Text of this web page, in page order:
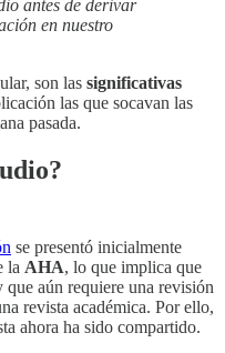
antes de derivar
en nuestro
son las significativas
las que socavan las
pasada.
se presentó inicialmente
la AHA, lo que implica que
aún requiere una revisión
revista académica. Por ello,
ahora ha sido compartido.